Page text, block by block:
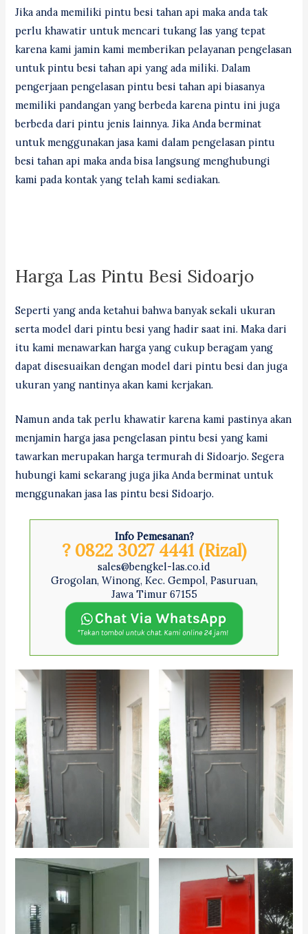
Jika anda memiliki pintu besi tahan api maka anda tak
perlu khawatir untuk mencari tukang las yang tepat
karena kami jamin kami memberikan pelayanan pengelasan
untuk pintu besi tahan api yang ada miliki. Dalam
pengerjaan pengelasan pintu besi tahan api biasanya
memiliki pandangan yang berbeda karena pintu ini juga
berbeda dari pintu jenis lainnya. Jika Anda berminat
untuk menggunakan jasa kami dalam pengelasan pintu
besi tahan api maka anda bisa langsung menghubungi
kami pada kontak yang telah kami sediakan.
Harga Las Pintu Besi Sidoarjo
Seperti yang anda ketahui bahwa banyak sekali ukuran
serta model dari pintu besi yang hadir saat ini. Maka dari
itu kami menawarkan harga yang cukup beragam yang
dapat disesuaikan dengan model dari pintu besi dan juga
ukuran yang nantinya akan kami kerjakan.
Namun anda tak perlu khawatir karena kami pastinya akan
menjamin harga jasa pengelasan pintu besi yang kami
tawarkan merupakan harga termurah di Sidoarjo. Segera
hubungi kami sekarang juga jika Anda berminat untuk
menggunakan jasa las pintu besi Sidoarjo.
Info Pemesanan?
? 0822 3027 4441 (Rizal)
sales@bengkel-las.co.id
Grogolan, Winong, Kec. Gempol, Pasuruan,
Jawa Timur 67155